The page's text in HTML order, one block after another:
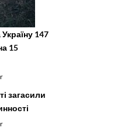
147
15
загасили